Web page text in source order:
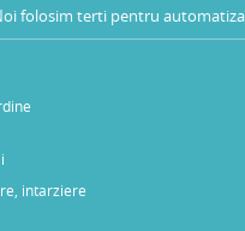
folosim terti pentru
intarziere